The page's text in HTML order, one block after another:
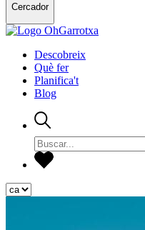
Cercador
Descobreix
Què fer
Planifica't
Blog